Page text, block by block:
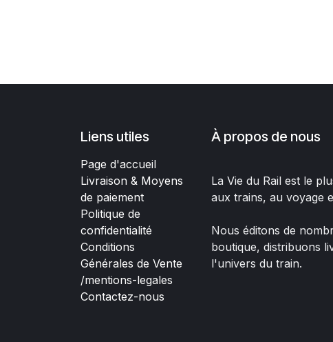
Liens utiles
Page d'accueil
Livraison & Moyens
de paiement
Politique de
confidentialité
Conditions
Générales de Vente
/mentions-legales
Contactez-nous
À propos de nous
La Vie du Rail est le
aux trains, au voyage
Nous éditons de
boutique, distribuons
l'univers du train.